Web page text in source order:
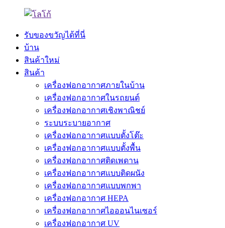
รับของขวัญได้ที่นี่
บ้าน
สินค้าใหม่
สินค้า
เครื่องฟอกอากาศภายในบ้าน
เครื่องฟอกอากาศในรถยนต์
เครื่องฟอกอากาศเชิงพาณิชย์
ระบบระบายอากาศ
เครื่องฟอกอากาศแบบตั้งโต๊ะ
เครื่องฟอกอากาศแบบตั้งพื้น
เครื่องฟอกอากาศติดเพดาน
เครื่องฟอกอากาศแบบติดผนัง
เครื่องฟอกอากาศแบบพกพา
เครื่องฟอกอากาศ HEPA
เครื่องฟอกอากาศไอออนไนเซอร์
เครื่องฟอกอากาศ UV